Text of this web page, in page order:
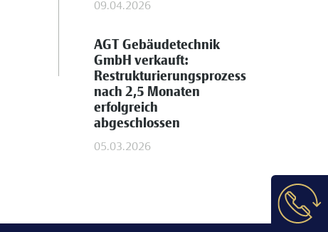
09.04.2026
AGT Gebäudetechnik
GmbH verkauft:
Restrukturierungsprozess
nach 2,5 Monaten
erfolgreich
abgeschlossen
05.03.2026